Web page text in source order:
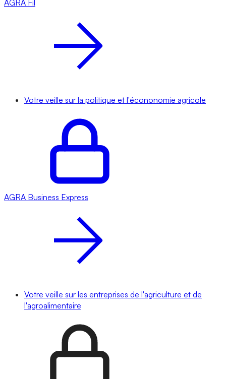
AGRA Fil
Votre veille sur la politique et l'écononomie agricole
AGRA Business Express
Votre veille sur les entreprises de l'agriculture et de
l'agroalimentaire